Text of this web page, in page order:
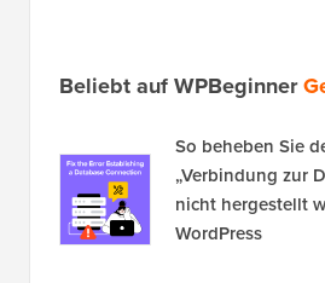
Beliebt auf WPBeginner
So beheben Sie
„Verbindung zur
nicht hergestellt
WordPress